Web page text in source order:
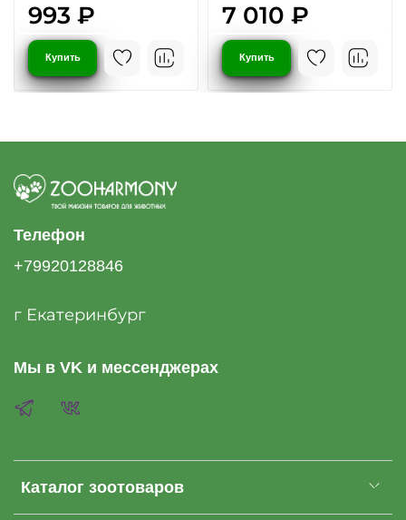
993 ₽
Купить
7 010 ₽
Купить
Каталог зоотоваров
Телефон
+79920128846
г Екатеринбург
Мы в VK и мессенджерах